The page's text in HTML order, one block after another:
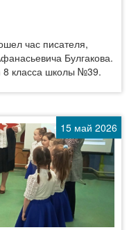
час писателя,
Булгакова.
8 класса школы №39.
15 май 2026